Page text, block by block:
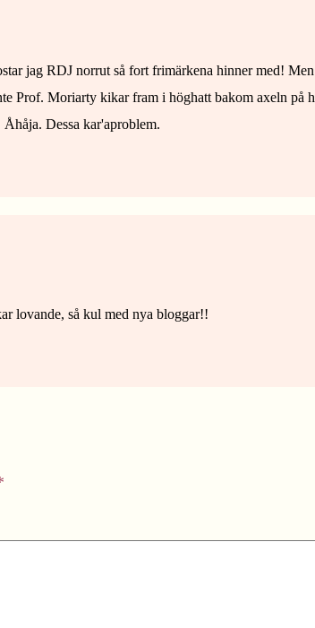
jag RDJ norrut så fort frimärkena hinner med!
Prof. Moriarty kikar fram i höghatt bakom axeln på
Dessa kar'aproblem.
lovande, så kul med nya bloggar!!